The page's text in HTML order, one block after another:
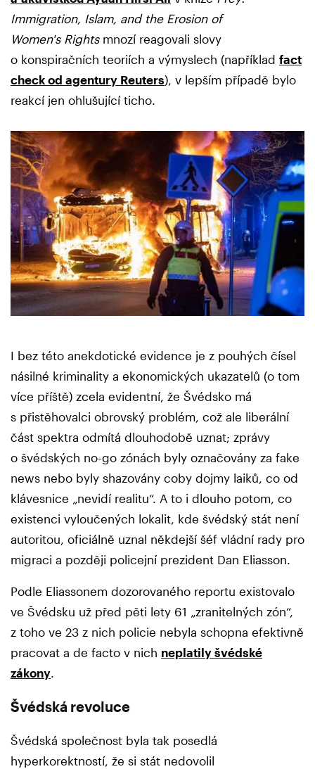
Immigration, Islam, and the Erosion of
Women's Rightsmnozí reagovali slovy
o konspiračních teoriích a výmyslech (například fact
check od agentury Reuters), v lepším případě bylo
reakcí jen ohlušující ticho.
I bez této anekdotické evidence je z pouhých čísel
násilné kriminality a ekonomických ukazatelů (o tom
více příště) zcela evidentní, že Švédsko má
s přistěhovalci obrovský problém, což ale liberální
část spektra odmítá dlouhodobě uznat; zprávy
o švédských no-go zónách byly označovány za fake
news nebo byly shazovány coby dojmy laiků, co od
klávesnice „nevidí realitu“. A to i dlouho potom, co
existenci vyloučených lokalit, kde švédský stát není
autoritou, oficiálně uznal někdejší šéf vládní rady pro
migraci a později policejní prezident Dan Eliasson.
Podle Eliassonem dozorovaného reportu existovalo
ve Švédsku už před pěti lety 61 „zranitelných zón“,
z toho ve 23 z nich policie nebyla schopna efektivně
pracovat a de facto v nich neplatily švédské
zákony.
Švédská revoluce
Švédská společnost byla tak posedlá
hyperkorektností, že si stát nedovolil